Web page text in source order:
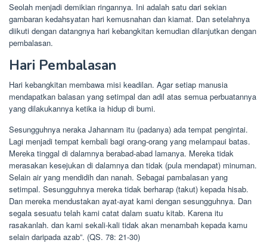
Seolah menjadi demikian ringannya. Ini adalah satu dari sekian
gambaran kedahsyatan hari kemusnahan dan kiamat. Dan setelahnya
diikuti dengan datangnya hari kebangkitan kemudian dilanjutkan dengan
pembalasan.
Hari Pembalasan
Hari kebangkitan membawa misi keadilan. Agar setiap manusia
mendapatkan balasan yang setimpal dan adil atas semua perbuatannya
yang dilakukannya ketika ia hidup di bumi.
Sesungguhnya neraka Jahannam itu (padanya) ada tempat pengintai.
Lagi menjadi tempat kembali bagi orang-orang yang melampaui batas.
Mereka tinggal di dalamnya berabad-abad lamanya. Mereka tidak
merasakan kesejukan di dalamnya dan tidak (pula mendapat) minuman.
Selain air yang mendidih dan nanah. Sebagai pambalasan yang
setimpal. Sesungguhnya mereka tidak berharap (takut) kepada hisab.
Dan mereka mendustakan ayat-ayat kami dengan sesungguhnya. Dan
segala sesuatu telah kami catat dalam suatu kitab. Karena itu
rasakanlah. dan kami sekali-kali tidak akan menambah kepada kamu
selain daripada azab”. (QS. 78: 21-30)